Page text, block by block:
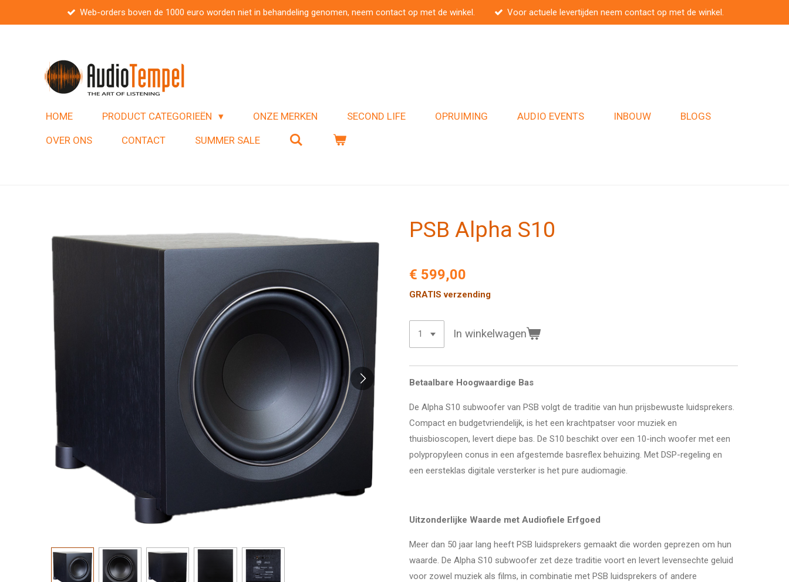
hoofdinhoud
Web-orders boven de 1000 euro worden niet in behandeling genomen, neem contact op met de winkel. Voor actuele levertijden neem contact op met de winkel.
HOME PRODUCT CATEGORIEËN ONZE MERKEN SECOND LIFE OPRUIMING AUDIO EVENTS INBOUW BLOGS
OVER ONS CONTACT SUMMER SALE
PSB Alpha S10
€ 599,00
GRATIS verzending
In winkelwagen
Betaalbare Hoogwaardige Bas
De Alpha S10 subwoofer van PSB volgt de traditie van hun prijsbewuste luidsprekers.
Compact en budgetvriendelijk, is het een krachtpatser voor muziek en
thuisbioscopen, levert diepe bas. De S10 beschikt over een 10-inch woofer met een
polypropyleen conus in een afgestemde basreflex behuizing. Met DSP-regeling en
een eersteklas digitale versterker is het pure audiomagie.
Uitzonderlijke Waarde met Audiofiele Erfgoed
Meer dan 50 jaar lang heeft PSB luidsprekers gemaakt die worden geprezen om hun
waarde. De Alpha S10 subwoofer zet deze traditie voort en levert levensechte geluid
voor zowel muziek als films, in combinatie met PSB luidsprekers of andere